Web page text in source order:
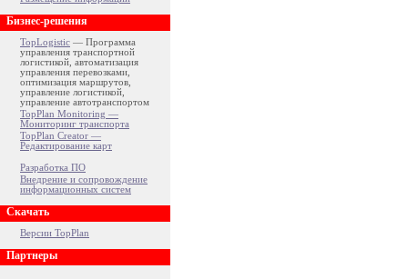
Бизнес-решения
TopLogistic — Программа
управления транспортной
логистикой, автоматизация
управления перевозками,
оптимизация маршрутов,
управление логистикой,
управление автотранспортом
TopPlan Monitoring —
Мониторинг транспорта
TopPlan Creator —
Редактирование карт
Разработка ПО
Внедрение и сопровождение
информационных систем
Скачать
Версии TopPlan
Партнеры